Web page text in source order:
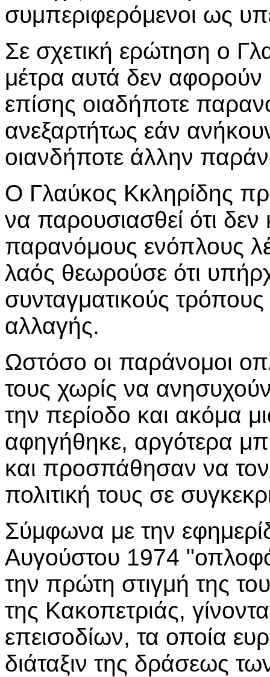
συμπεριφερόμενοι ως
Σε σχετική ερώτηση ο
μέτρα αυτά δεν
επίσης οιαδήποτε
ανεξαρτήτως εάν
οιανδήποτε άλλην
Ο Γλαύκος Κκληρίδης
να παρουσιασθεί ότι
παρανόμους ενόπλους
λαός θεωρούσε ότι
συνταγματικούς
αλλαγής.
Ωστόσο οι παράνομοι
τους χωρίς να
την περίοδο και ακόμα
αφηγήθηκε, αργότερα
και προσπάθησαν να
πολιτική τους σε
Σύμφωνα με την
Αυγούστου 1974
την πρώτη στιγμή της
της Κακοπετριάς,
επεισοδίων, τα οποία
διάταξιν της δράσεως